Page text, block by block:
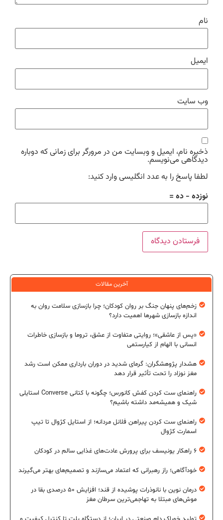
نام
ایمیل
وب‌ سایت
ذخیره نام، ایمیل و وبسایت من در مرورگر برای زمانی که دوباره
دیدگاهی می‌نویسم.
لطفا پاسخ را به عدد انگلیسی وارد کنید:
نوزده − ده =
آخرین مقالات
زخم‌های پنهان جنگ بر روان کودکان؛ چرا بازسازی سلامت روان به
اندازه بازسازی شهرها اهمیت دارد؟
«پس از عاشقی»؛ روایتی متفاوت از عشق، تروما و بازسازی خاطرات
انسانی با الهام از کیارستمی
هشدار پژوهشگران: گرمای شدید در دوران بارداری ممکن است رشد
مغز نوزاد را تحت تأثیر قرار دهد
راهنمای ست کردن کفش کانورس؛ چگونه با کتانی Converse استایلی
شیک و همیشه‌مد داشته باشیم؟
راهنمای ست کردن پیراهن فلانل مردانه؛ از استایل کژوال تا تیپ
اسمارت کژوال
۶ راهکار یونیسف برای پرورش عادت‌های غذایی سالم در کودکان
خودآگاهی؛ راز رهبرانی که اعتماد می‌سازند و تصمیم‌های بهتر می‌گیرند
درمان نوین با نانوذرات پوشیده از قند؛ افزایش ۵۰ درصدی بقا در
موش‌های مبتلا به تهاجمی‌ترین سرطان مغز